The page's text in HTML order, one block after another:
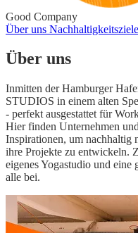
Good Company
Über uns Nachhaltigkeitsziele
Über uns
Inmitten der Hamburger
STUDIOS in einem alten
- perfekt ausgestattet für
Hier finden Unternehmen
Inspirationen, um nachhaltig
ihre Projekte zu entwickeln.
eigenes Yogastudio und eine
alle bei.